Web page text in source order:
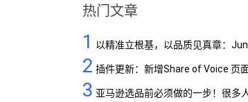
热门文章
1
以精准立根基，以品质见真章：
定义亚马逊工具专业标杆
2 插件更新：新增Share of Voice 页
呈现品牌竞争格局
3 亚马逊选品前必须做的一步！很多